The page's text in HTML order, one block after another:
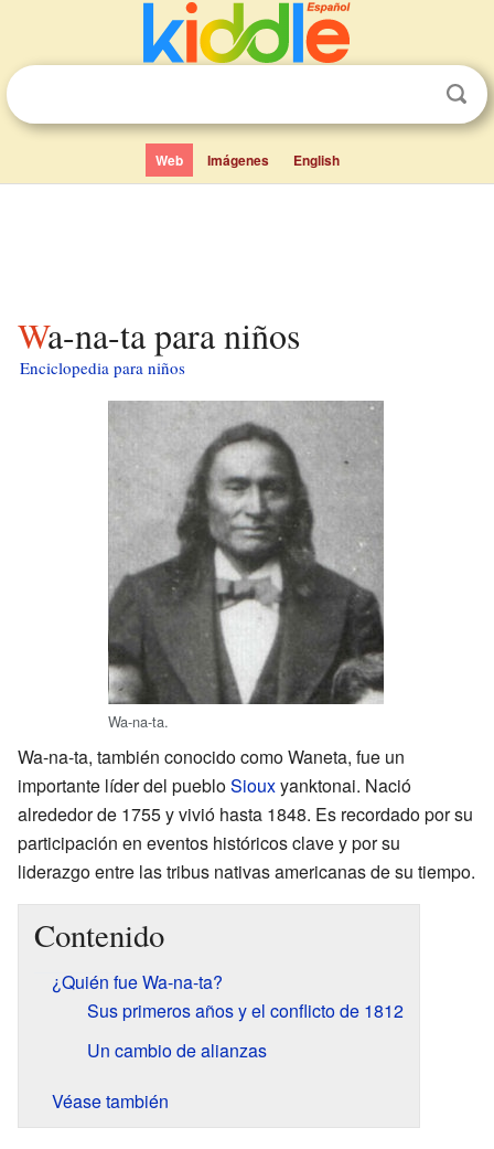
Web Imágenes English
Wa-na-ta para niños
Enciclopedia para niños
Wa-na-ta.
Wa-na-ta, también conocido como Waneta, fue un
importante líder del puebloSiouxyanktonai. Nació
alrededor de 1755 y vivió hasta 1848. Es recordado por su
participación en eventos históricos clave y por su
liderazgo entre las tribus nativas americanas de su tiempo.
Contenido
¿Quién fue Wa-na-ta?
Sus primeros años y el conflicto de 1812
Un cambio de alianzas
Véase también